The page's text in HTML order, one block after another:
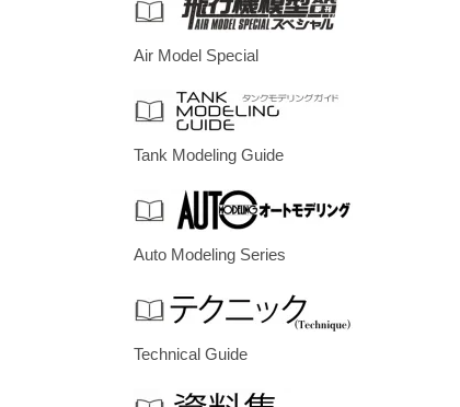
Air Model Special
Tank Modeling Guide
Auto Modeling Series
Technical Guide